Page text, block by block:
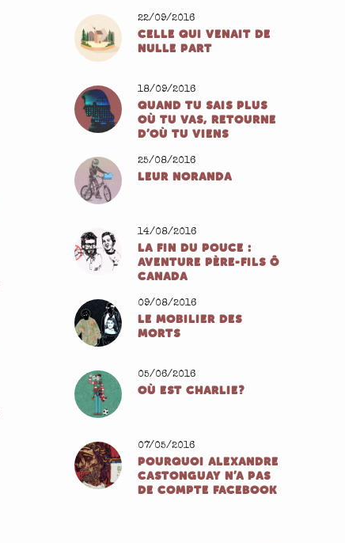
22/09/2016
CELLE QUI VENAIT DE
NULLE PART
18/09/2016
QUAND TU SAIS PLUS
OÙ TU VAS, RETOURNE
D’OÙ TU VIENS
25/08/2016
LEUR NORANDA
14/08/2016
LA FIN DU POUCE :
AVENTURE PÈRE-FILS Ô
CANADA
09/08/2016
LE MOBILIER DES
MORTS
05/06/2016
OÙ EST CHARLIE?
07/05/2016
POURQUOI ALEXANDRE
CASTONGUAY N’A PAS
DE COMPTE FACEBOOK